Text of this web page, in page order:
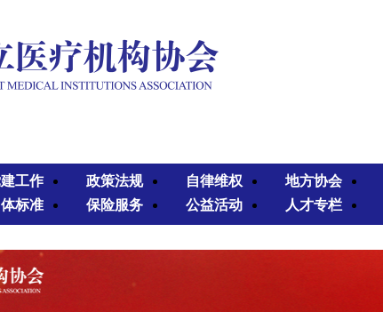
工作 政策法规 自律维权 地方协会
体标准 保险服务 公益活动 人才专栏